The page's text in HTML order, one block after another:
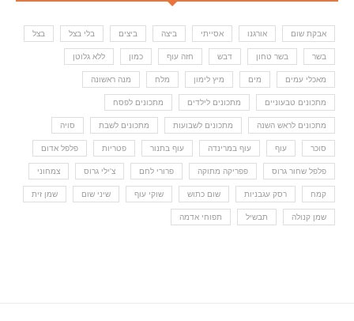
אבקת שום אורגנו אסייתי ביצה ביצים בלי בצל בצל
בשר בשר טחון דבש חזה עוף כמון ללא גלוטן
מאכלי עמים מים מיץ לימון מלח מנה ראשונה
מתכונים טבעוניים מתכונים לילדים מתכונים לפסח
מתכונים לראש השנה מתכונים לשבועות מתכונים לשבת סויה
סוכר עוף עוף במרינדה עוף בתנור פטריות פלפל אדום
פלפל שחור גרוס פפריקה מתוקה פרורי לחם צ'ילי גרוס צמחוני
קמח רסק עגבניות שום כתוש שוקי עוף שיני שום שמן זית
שמן קנולה תבשיל תפוחי אדמה